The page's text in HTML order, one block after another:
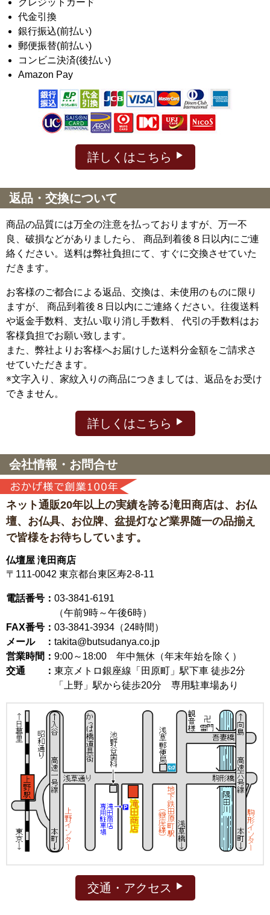
クレジットカード
代金引換
銀行振込(前払い)
郵便振替(前払い)
コンビニ決済(後払い)
Amazon Pay
詳しくはこちら
返品・交換について
商品の品質には万全の注意を払っておりますが、万一不
良、破損などがありましたら、 商品到着後８日以内にご連
絡ください。送料は弊社負担にて、すぐに交換させていた
だきます。
お客様のご都合による返品、交換は、未使用のものに限り
ますが、
商品到着後８日以内にご連絡ください。往復送料
や返金手数料、支払い取り消し手数料、 代引の手数料はお
客様負担でお願い致します。
また、弊社よりお客様へお届けした送料分金額をご請求さ
せていただきます。
※文字入り、家紋入りの商品につきましては、返品をお受け
できません。
詳しくはこちら
会社情報・お問合せ
ネット通販20年以上の実績を誇る滝田商店は、 お仏
壇、お仏具、お位牌、盆提灯など業界随一の品揃え
で皆様をお待ちしています。
仏壇屋 滝田商店
〒111-0042 東京都台東区寿2-8-11
電話番号： 03-3841-6191
（午前9時～午後6時）
FAX番号： 03-3841-3934（24時間）
メール ： takita@butsudanya.co.jp
営業時間： 9:00～18:00 年中無休（年末年始を除く）
交通 ： 東京メトロ銀座線「田原町」駅下車 徒歩2分
「上野」駅から徒歩20分 専用駐車場あり
交通・アクセス